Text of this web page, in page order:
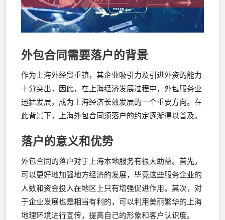
外包合同需要落户的背景
作为上海外经贸重镇，其企业吸引力及引进外资的能力
十分突出，因此，在上海经济发展过程中，外包服务业
迅猛发展，成为上海经济长效发展的一个重要方向。在
此背景下，上海外包合同须落户的约定逐渐得以普及。
落户的意义和优势
外包合同的落户对于上海本地服务有很大助益。首先，
可以更好地加强地方经济的发展，毕竟这些服务企业的
人数和资金投入在地区上只有增强促进作用。其次，对
于企业发展也是相当有利的，可以利用美丽繁华的上海
地理环境进行宣传，提高自己的形象和客户认识度。